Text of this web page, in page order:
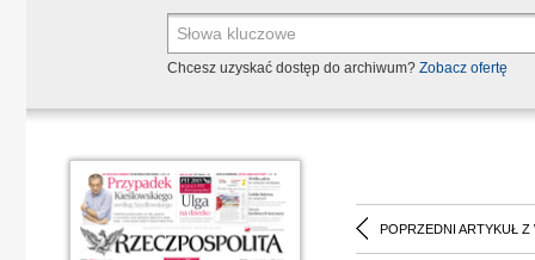
Chcesz uzyskać dostęp do archiwum? Zobacz ofertę
POPRZEDNI ARTYKUŁ Z